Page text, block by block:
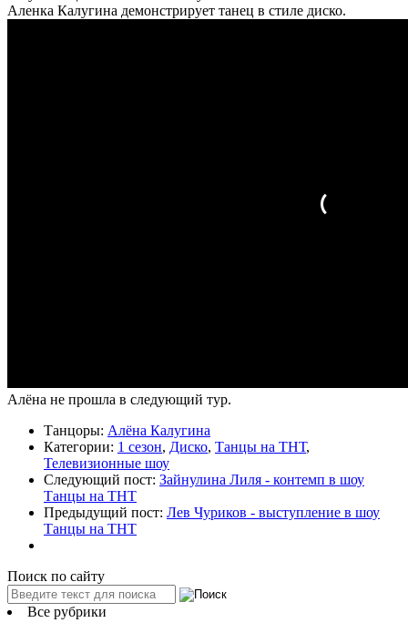
Аленка Калугина демонстрирует танец в стиле диско.
Алёна не прошла в следующий тур.
Танцоры: Алёна Калугина
Категории: 1 сезон, Диско, Танцы на ТНТ,
Телевизионные шоу
Следующий пост: Зайнулина Лиля - контемп в шоу
Танцы на ТНТ
Предыдущий пост: Лев Чуриков - выступление в шоу
Танцы на ТНТ
Поиск по сайту
Все рубрики